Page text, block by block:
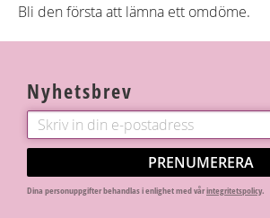
Bli den första att lämna ett omdöme.
Nyhetsbrev
PRENUMERERA
Dina personuppgifter behandlas i enlighet med vårintegritetspolicy.